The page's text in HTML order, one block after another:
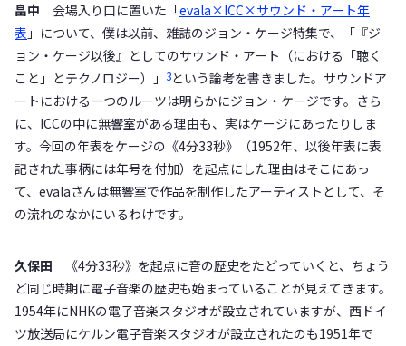
畠中 会場入り口に置いた「evala×ICC×サウンド・アート年
表 」について、僕は以前、雑誌のジョン・ケージ特集で、「『ジ
ョン・ケージ以後』としてのサウンド・アート（における「聴く
こと」とテクノロジー）」 3という論考を書きました。サウンドア
ートにおける一つのルーツは明らかにジョン・ケージです。さら
に、ICCの中に無響室がある理由も、実はケージにあったりしま
す。今回の年表をケージの《4分33秒》（1952年、以後年表に表
記された事柄には年号を付加）を起点にした理由はそこにあっ
て、evalaさんは無響室で作品を制作したアーティストとして、そ
の流れのなかにいるわけです。
久保田 《4分33秒》を起点に音の歴史をたどっていくと、ちょう
ど同じ時期に電子音楽の歴史も始まっていることが見えてきます。
1954年にNHKの電子音楽スタジオが設立されていますが、西ドイ
ツ放送局にケルン電子音楽スタジオが設立されたのも1951年で